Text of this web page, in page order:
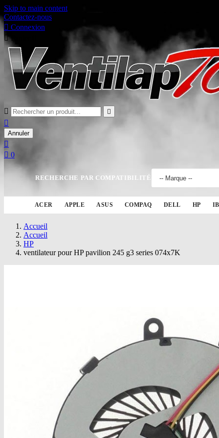
Skip to main content
Contactez-nous
 Connexion
 Panier
 

Annuler

 0
RECHERCHE PAR COMPATIBILITÉ
ACER APPLE ASUS COMPAQ DELL HP
Accueil
Accueil
HP
ventilateur pour HP pavilion 245 g3 series 074x7K